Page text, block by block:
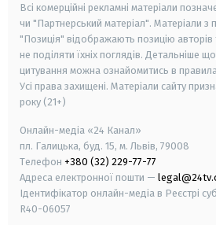
Всі комерційні рекламні матеріали
чи "Партнерський матеріал". Матеріали з
"Позиція" відображають позицію авторів
не поділяти їхніх поглядів. Детальніше
цитування можна ознайомитись в
Усі права захищені. Матеріали сайту
року (21+)
Онлайн-медіа «24 Канал»
пл. Галицька, буд. 15, м. Львів, 79008
Телефон +380 (32) 229-77-77
Адреса електронної пошти —
Ідентифікатор онлайн-медіа в Реєстрі
R40-06057